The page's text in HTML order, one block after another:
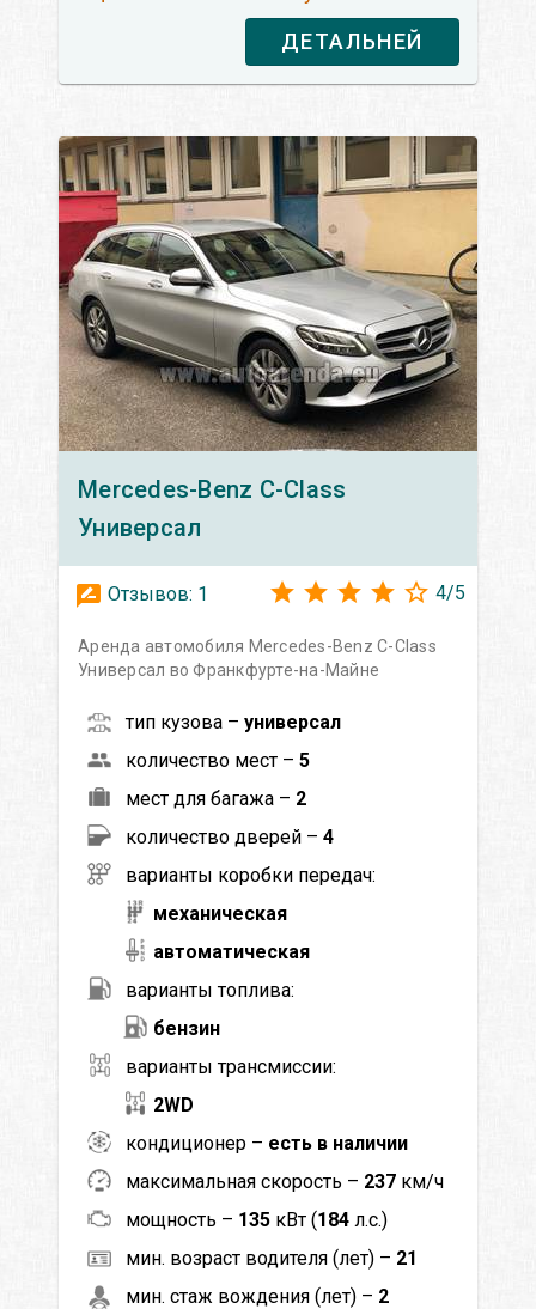
ДЕТАЛЬНЕЙ
Mercedes-Benz C-Class
Универсал
Отзывов: 1 4/5
Аренда автомобиля Mercedes-Benz C-Class
Универсал во Франкфурте-на-Майне
тип кузова – универсал
количество мест – 5
мест для багажа – 2
количество дверей – 4
варианты коробки передач:
механическая
автоматическая
варианты топлива:
бензин
варианты трансмиссии:
2WD
кондиционер – есть в наличии
максимальная скорость – 237 км/ч
мощность – 135 кВт (184 л.с.)
мин. возраст водителя (лет) – 21
мин. стаж вождения (лет) – 2